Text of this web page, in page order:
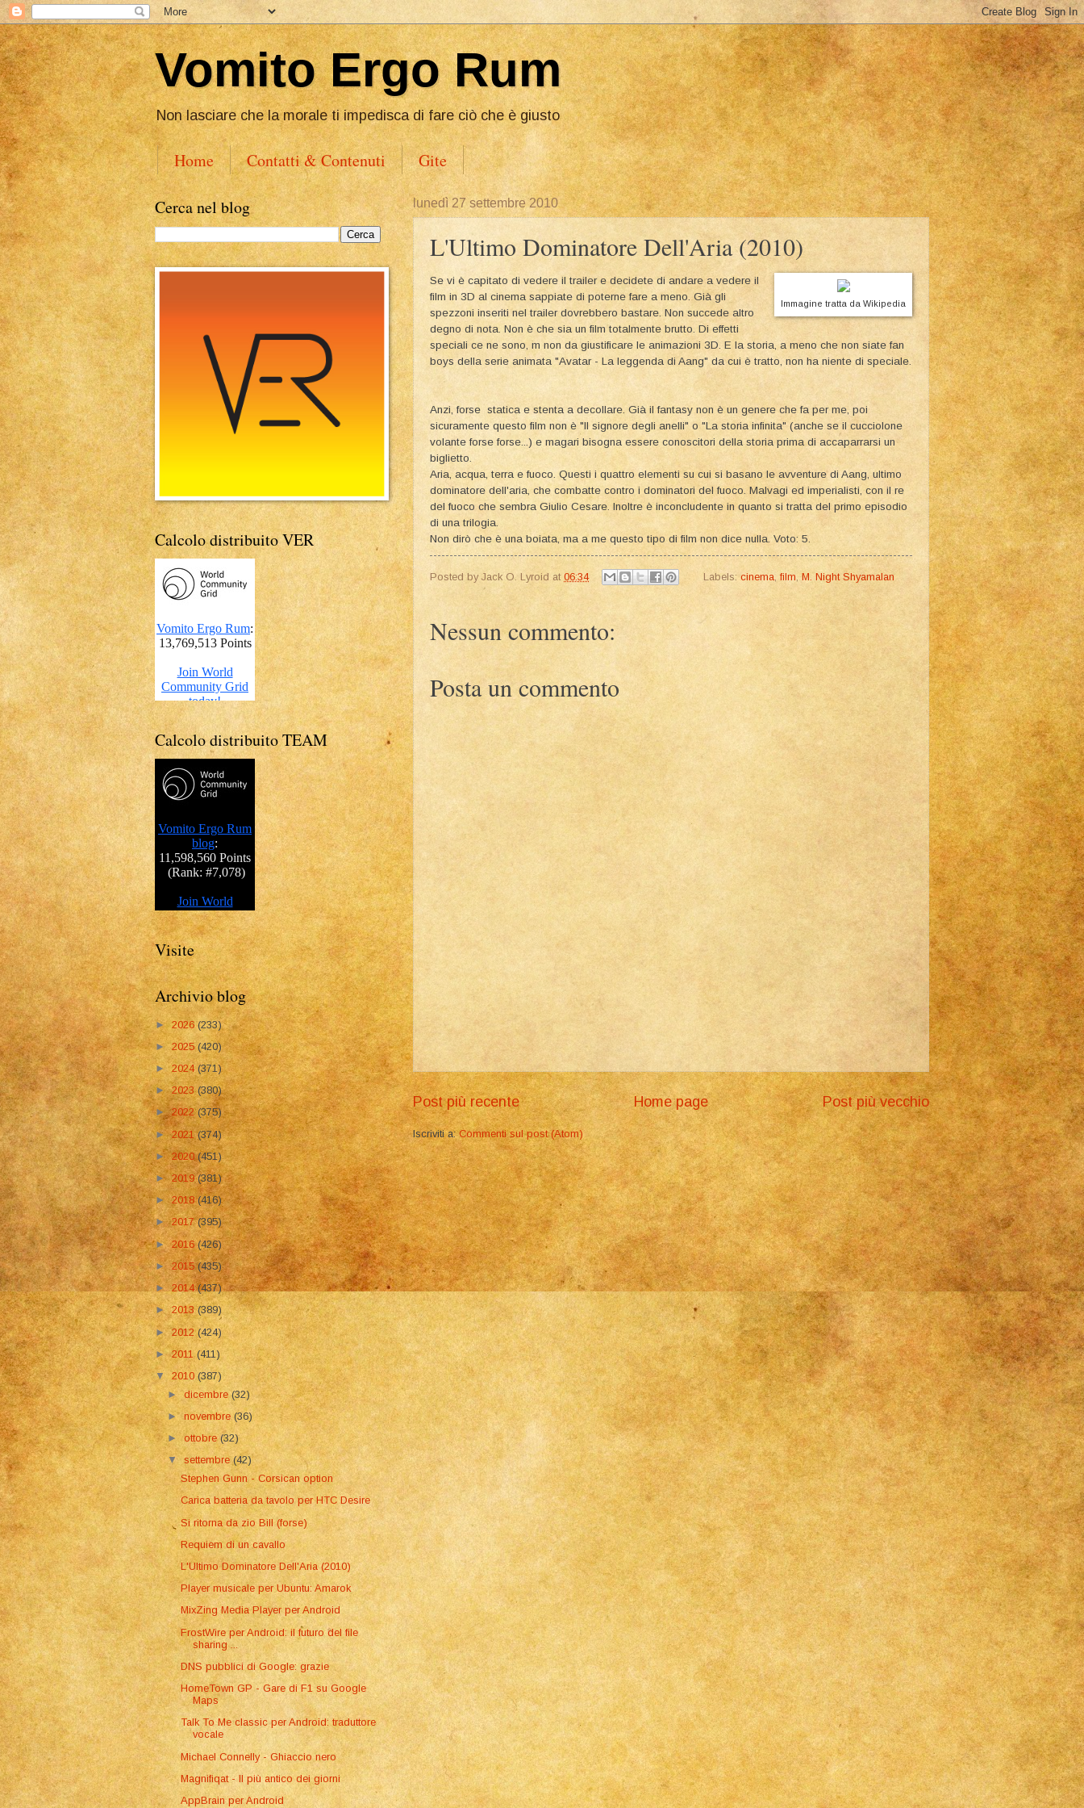
Vomito Ergo Rum
Non lasciare che la morale ti impedisca di fare ciò che è giusto
Home Contatti & Contenuti Gite
lunedì 27 settembre 2010
L'Ultimo Dominatore Dell'Aria (2010)
Immagine tratta da Wikipedia
Se vi è capitato di vedere il trailer e decidete di andare a vedere il
film in 3D al cinema sappiate di poterne fare a meno. Già gli
spezzoni inseriti nel trailer dovrebbero bastare. Non succede altro
degno di nota. Non è che sia un film totalmente brutto. Di effetti
speciali ce ne sono, m non da giustificare le animazioni 3D. E la storia, a meno che non siate fan
boys della serie animata "Avatar - La leggenda di Aang" da cui è tratto, non ha niente di speciale.
Anzi, forse statica e stenta a decollare. Già il fantasy non è un genere che fa per me, poi
sicuramente questo film non è "Il signore degli anelli" o "La storia infinita" (anche se il cucciolone
volante forse forse...) e magari bisogna essere conoscitori della storia prima di accaparrarsi un
biglietto.
Aria, acqua, terra e fuoco. Questi i quattro elementi su cui si basano le avventure di Aang, ultimo
dominatore dell'aria, che combatte contro i dominatori del fuoco. Malvagi ed imperialisti, con il re
del fuoco che sembra Giulio Cesare. Inoltre è inconcludente in quanto si tratta del primo episodio
di una trilogia.
Non dirò che è una boiata, ma a me questo tipo di film non dice nulla. Voto: 5.
Posted by Jack O. Lyroid at 06:34 Labels: cinema ,film ,M. Night Shyamalan
Nessun commento:
Posta un commento
Post più recente Post più vecchio
Home page
Iscriviti a:Commenti sul post (Atom)
Cerca nel blog
Calcolo distribuito VER
Calcolo distribuito TEAM
Visite
Archivio blog
► 2026(233)
►2025(420)
►2024 (371)
►2023(380)
►2022 (375)
►2021(374)
►2020(451)
►2019(381)
►2018(416)
►2017(395)
►2016(426)
►2015(435)
►2014(437)
►2013(389)
►2012(424)
►2011(411)
▼2010(387)
►dicembre(32)
►novembre(36)
►ottobre(32)
▼settembre(42)
Stephen Gunn - Corsican option
Carica batteria da tavolo per HTC Desire
Si ritorna da zio Bill (forse)
Requiem di un cavallo
L'Ultimo Dominatore Dell'Aria (2010)
Player musicale per Ubuntu: Amarok
MixZing Media Player per Android
FrostWire per Android: il futuro del file
sharing ...
DNS pubblici di Google: grazie
HomeTown GP - Gare di F1 su Google
Maps
Talk To Me classic per Android: traduttore
vocale
Michael Connelly - Ghiaccio nero
Magnifiqat - Il più antico dei giorni
AppBrain per Android